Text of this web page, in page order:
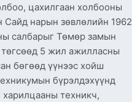
цахилгаан холбооны
Сайд нарын зөвлөлийн 1962
салбарыг Төмөр замын
5 жил ажилласны
бөгөөд үүнээс хойш
бүрэлдэхүүнд
харилцааны техникч,